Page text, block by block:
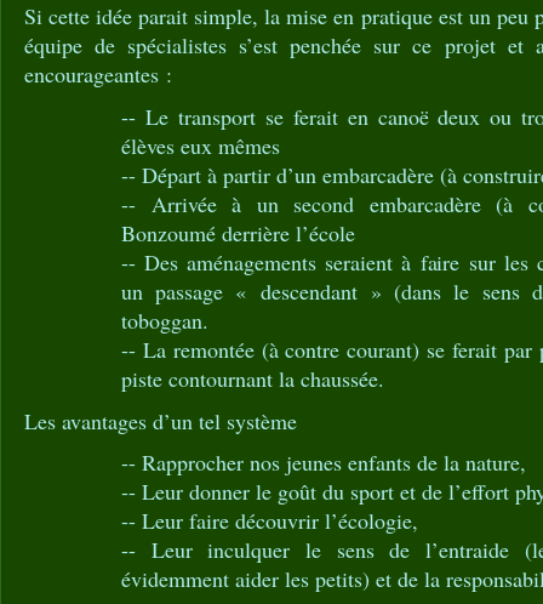
Si cette idée parait simple, la mise en pratique est un peu
équipe de spécialistes s’est penchée sur ce projet et
encourageantes :
-- Le transport se ferait en canoë deux ou
élèves eux mêmes
-- Départ à partir d’un embarcadère (à
-- Arrivée à un second embarcadère (à
Bonzoumé derrière l’école
-- Des aménagements seraient à faire sur les
un passage « descendant » (dans le sens
toboggan.
-- La remontée (à contre courant) se ferait par
piste contournant la chaussée.
Les avantages d’un tel système
-- Rapprocher nos jeunes enfants de la nature,
-- Leur donner le goût du sport et de l’effort
-- Leur faire découvrir l’écologie,
-- Leur inculquer le sens de l’entraide
évidemment aider les petits) et de la